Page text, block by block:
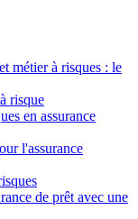
métier à risques : le
risque
en assurance
l'assurance
de prêt avec une